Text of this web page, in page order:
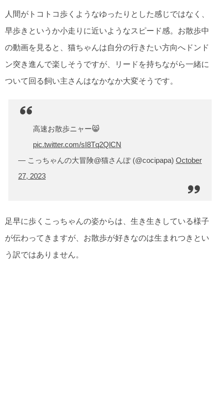
人間がトコトコ歩くようなゆったりとした感じではなく、
早歩きというか小走りに近いようなスピード感。お散歩中
の動画を見ると、猫ちゃんは自分の行きたい方向へドンド
ン突き進んで楽しそうですが、リードを持ちながら一緒に
ついて回る飼い主さんはなかなか大変そうです。
高速お散歩ニャー😸
pic.twitter.com/sI8Tq2QlCN
— こっちゃんの大冒険@猫さんぽ (@cocipapa) October
27, 2023
足早に歩くこっちゃんの姿からは、生き生きしている様子
が伝わってきますが、お散歩が好きなのは生まれつきとい
う訳ではありません。